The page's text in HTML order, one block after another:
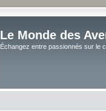
Le Monde des
Échangez entre passionnés sur le